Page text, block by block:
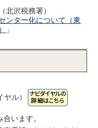
北沢税務署）
ンター化について（東
」
ヤル）
います。